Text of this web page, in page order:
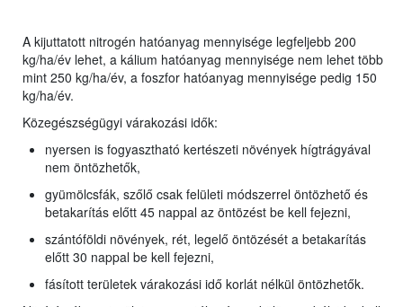
A kijuttatott nitrogén hatóanyag mennyisége legfeljebb 200
kg/ha/év lehet, a kálium hatóanyag mennyisége nem lehet több
mint 250 kg/ha/év, a foszfor hatóanyag mennyisége pedig 150
kg/ha/év.
Közegészségügyi várakozási idők:
nyersen is fogyasztható kertészeti növények hígtrágyával
nem öntözhetők,
gyümölcsfák, szőlő csak felületi módszerrel öntözhető és
betakarítás előtt 45 nappal az öntözést be kell fejezni,
szántóföldi növények, rét, legelő öntözését a betakarítás
előtt 30 nappal be kell fejezni,
fásított területek várakozási idő korlát nélkül öntözhetők.